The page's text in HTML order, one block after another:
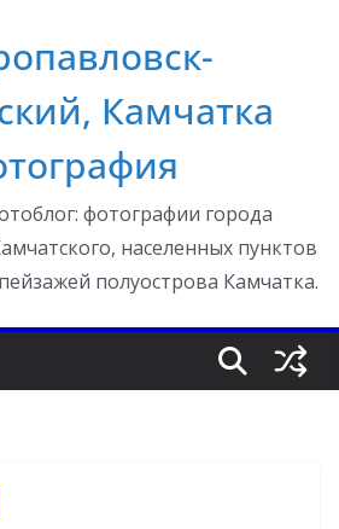
Камчатка
фотографии города
населенных пунктов
полуострова Камчатка.